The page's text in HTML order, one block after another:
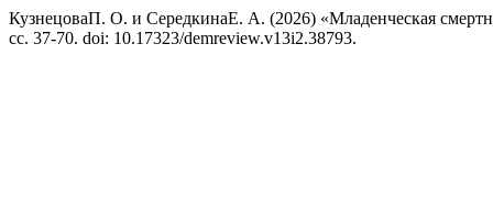
КузнецоваП. О. и СередкинаЕ. А. (2026) «Младенческая
сс. 37-70. doi: 10.17323/demreview.v13i2.38793.